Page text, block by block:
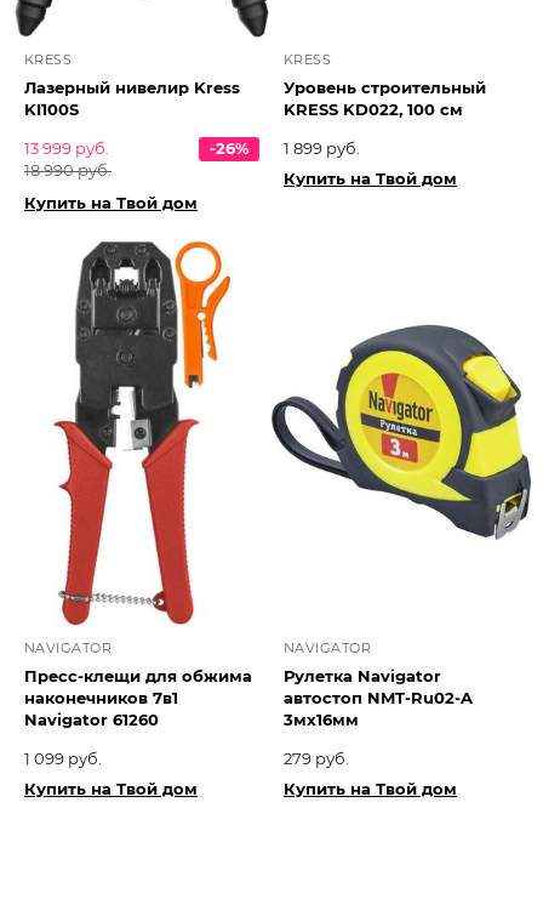
KRESS
Лазерный нивелир Kress
KI100S
13 999 руб.
18 990 руб.
-26%
Купить на Твой дом
KRESS
Уровень строительный
KRESS KD022, 100 см
1 899 руб.
Купить на Твой дом
NAVIGATOR
Пресс-клещи для обжима
наконечников 7в1
Navigator 61260
1 099 руб.
Купить на Твой дом
NAVIGATOR
Рулетка Navigator
автостоп NMT-Ru02-A
3мх16мм
279 руб.
Купить на Твой дом